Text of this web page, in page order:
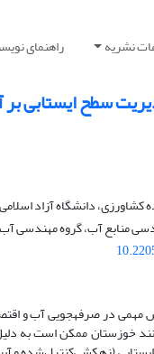
نشریه راهنمای
سطح
دانشگاه آزاد
منابع آب، گروه مهندسی
در صرفه­جویی آب و
خوزستان ممکن است به دلیل